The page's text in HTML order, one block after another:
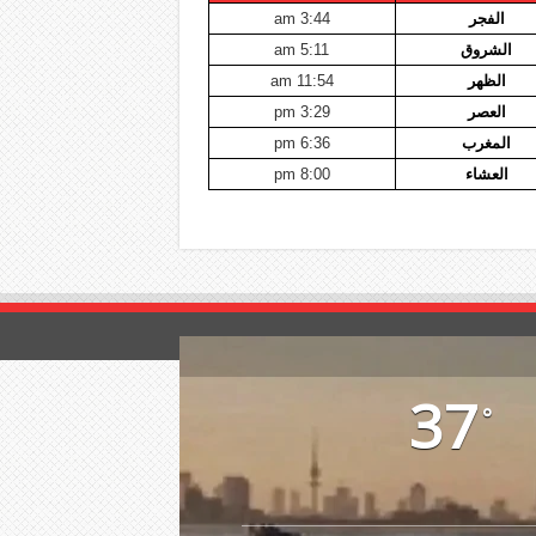
الفجر
3:44 am
الشروق
5:11 am
الظهر
11:54 am
العصر
3:29 pm
المغرب
6:36 pm
العشاء
8:00 pm
37°